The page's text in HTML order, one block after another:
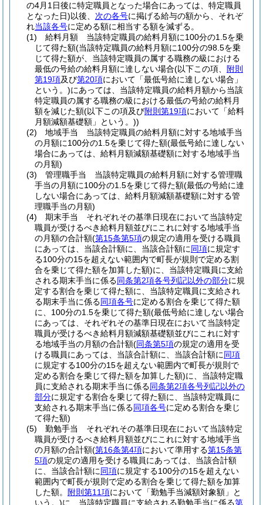
の4月1日後に特定職員となった場合にあっては、特定職員
となった日)以後、 次の各号に掲げる給与の額から、それぞ
れ当該各号に定める額に相当する額を減ずる。
(1)
給料月額 当該特定職員の給料月額に100分の1.5を乗
じて得た額(当該特定職員の給料月額に100分の98.5を乗
じて得た額が、当該特定職員の属する職務の級における
最低の号給の給料月額に達しない場合(以下この項、
附則
第19項及び第20項において「最低号給に達しない場合」
という。)にあっては、当該特定職員の給料月額から当該
特定職員の属する職務の級における最低の号給の給料月
額を減じた額(以下この項及び附則第19項において「給料
月額減額基礎額」という。))
(2)
地域手当 当該特定職員の給料月額に対する地域手当
の月額に100分の1.5を乗じて得た額(最低号給に達しない
場合にあっては、給料月額減額基礎額に対する地域手当
の月額)
(3)
管理職手当 当該特定職員の給料月額に対する管理職
手当の月額に100分の1.5を乗じて得た額(最低の号給に達
しない場合にあっては、給料月額減額基礎額に対する管
理職手当の月額)
(4)
期末手当 それぞれその基準日現在において当該特定
職員が受けるべき給料月額並びにこれに対する地域手当
の月額の合計額(第15条第5項の規定の適用を受ける職員
にあっては、当該合計額に、当該合計額に同項に規定す
る100分の15を超えない範囲内で町長が規則で定める割
合を乗じて得た額を加算した額)に、当該特定職員に支給
される期末手当に係る同条第2項各号列記以外の部分に規
定する割合を乗じて得た額に、当該特定職員に支給され
る期末手当に係る同項各号に定める割合を乗じて得た額
に、100分の1.5を乗じて得た額(最低号給に達しない場合
にあっては、それぞれその基準日現在において当該特定
職員が受けるべき給料月額減額基礎額並びにこれに対す
る地域手当の月額の合計額(同条第5項の規定の適用を受
ける職員にあっては、当該合計額に、当該合計額に同項
に規定する100分の15を超えない範囲内で町長が規則で
定める割合を乗じて得た額を加算した額)に、当該特定職
員に支給される期末手当に係る同条第2項各号列記以外の
部分に規定する割合を乗じて得た額に、当該特定職員に
支給される期末手当に係る同項各号に定める割合を乗じ
て得た額)
(5)
勤勉手当 それぞれその基準日現在において当該特定
職員が受けるべき給料月額並びにこれに対する地域手当
の月額の合計額(第16条第4項において準用する第15条第
5項の規定の適用を受ける職員にあっては、当該合計額
に、当該合計額に同項に規定する100分の15を超えない
範囲内で町長が規則で定める割合を乗じて得た額を加算
した額。
附則第11項において「勤勉手当減額対象額」と
いう。)に、当該特定職員に支給される勤勉手当に係る第